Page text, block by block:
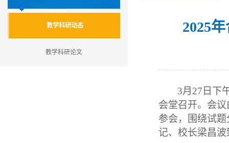
教学科研动态
教学科研论文
2025
3月27日下
会堂召开。会
参会，围绕试
记、校长梁昌